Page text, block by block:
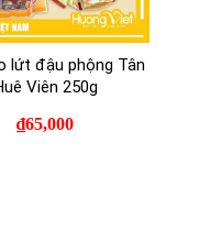
kiêng được khuyến
chứa các axit béo
lứt đậu phộng Tân
Viên 250g
₫65,000